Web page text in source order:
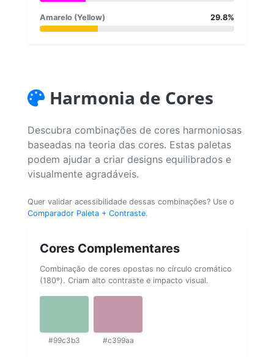
Amarelo (Yellow) 29.8%
Harmonia de Cores
Descubra combinações de cores harmoniosas
baseadas na teoria das cores. Estas paletas
podem ajudar a criar designs equilibrados e
visualmente agradáveis.
Quer validar acessibilidade dessas combinações? Use o
Comparador Paleta + Contraste.
Cores Complementares
Combinação de cores opostas no círculo cromático
(180º). Criam alto contraste e impacto visual.
#99c3b3 #c399aa